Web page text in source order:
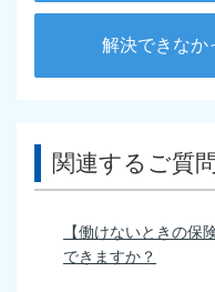
解決できなか
関連するご質問
【働けないときの保
できますか？